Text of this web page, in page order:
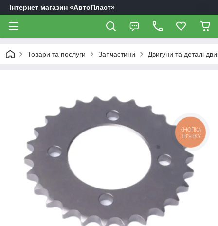
Інтернет магазин «АвтоПласт»
Товари та послуги Запчастини Двигуни та деталі
КНОПКА
ЗВ'ЯЗКУ